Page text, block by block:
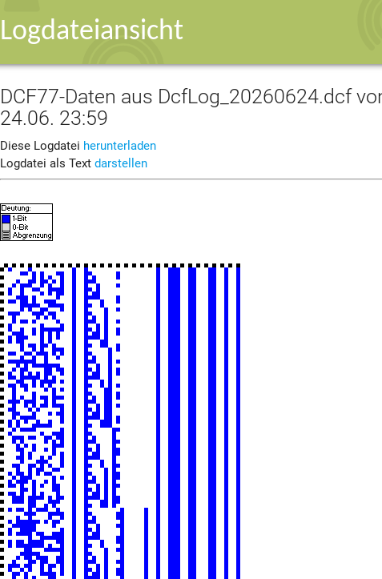
Logdateiansicht
DCF77-Daten aus DcfLog_20260624.dcf
24.06. 23:59
Diese Logdatei herunterladen
Logdatei als Text darstellen